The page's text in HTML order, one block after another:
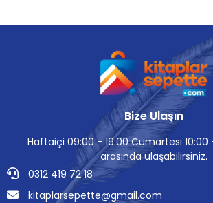
Bize Ulaşın
Haftaiçi 09:00 - 19:00 Cumartesi 10:00
arasında ulaşabilirsiniz.
0312 419 72 18
kitaplarsepette@gmail.com